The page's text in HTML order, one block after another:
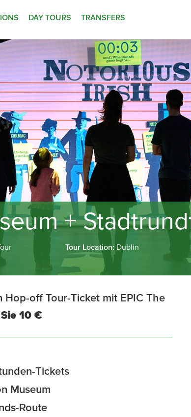
DAY TOURS TRANSFERS
+
Tour Location: Dublin
off Tour-Ticket mit EPIC The
10 €
Tickets
Museum
Route